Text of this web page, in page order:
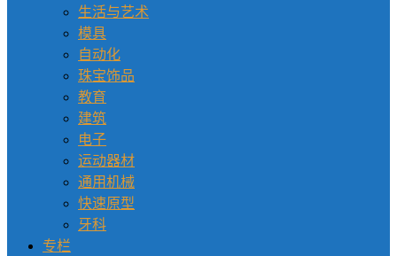
生活与艺术
模具
自动化
珠宝饰品
教育
建筑
电子
运动器材
通用机械
快速原型
牙科
专栏